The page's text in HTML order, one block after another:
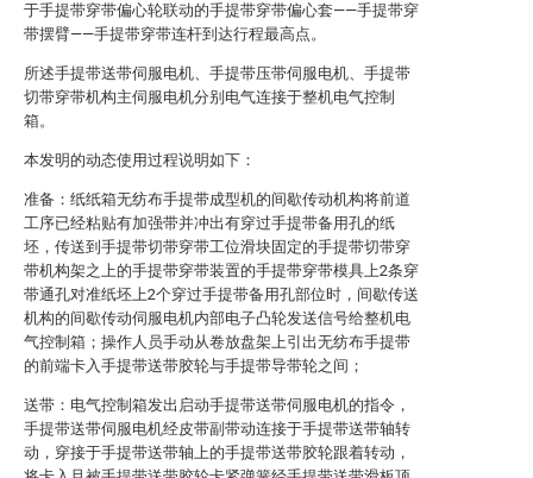
于手提带穿带偏心轮联动的手提带穿带偏心套——手提带穿
带摆臂——手提带穿带连杆到达行程最高点。
所述手提带送带伺服电机、手提带压带伺服电机、手提带
切带穿带机构主伺服电机分别电气连接于整机电气控制
箱。
本发明的动态使用过程说明如下：
准备：纸纸箱无纺布手提带成型机的间歇传动机构将前道
工序已经粘贴有加强带并冲出有穿过手提带备用孔的纸
坯，传送到手提带切带穿带工位滑块固定的手提带切带穿
带机构架之上的手提带穿带装置的手提带穿带模具上2条穿
带通孔对准纸坯上2个穿过手提带备用孔部位时，间歇传送
机构的间歇传动伺服电机内部电子凸轮发送信号给整机电
气控制箱；操作人员手动从卷放盘架上引出无纺布手提带
的前端卡入手提带送带胶轮与手提带导带轮之间；
送带：电气控制箱发出启动手提带送带伺服电机的指令，
手提带送带伺服电机经皮带副带动连接于手提带送带轴转
动，穿接于手提带送带轴上的手提带送带胶轮跟着转动，